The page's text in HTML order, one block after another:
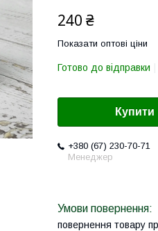
240 ₴
Показати оптові ціни
Готово до відправки
Купити
+380 (67) 230-70-71
Менеджер
повернення товару